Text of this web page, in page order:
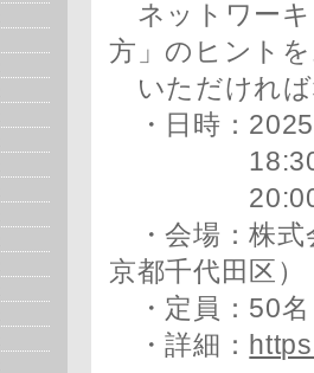
ネットワーキ
方」のヒント
いただければ
・日時：
18:30～
20:00～
・会場：株式
京都千代田区）
・定員：50名
・詳細：